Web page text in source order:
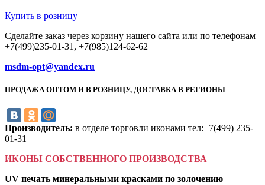
Купить в розницу
Сделайте заказ через корзину нашего сайта или по телефонам
+7(499)235-01-31, +7(985)124-62-62
msdm-opt@yandex.ru
ПРОДАЖА ОПТОМ И В РОЗНИЦУ, ДОСТАВКА В РЕГИОНЫ
Производитель: в отделе торговли иконами тел:+7(499) 235-
01-31
ИКОНЫ СОБСТВЕННОГО ПРОИЗВОДСТВА
UV печать минеральными красками по золочению